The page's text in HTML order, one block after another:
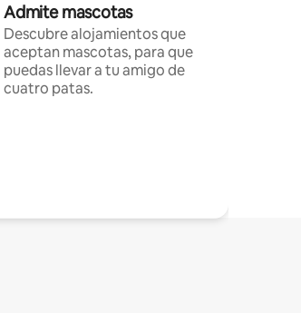
Admite mascotas
Descubre alojamientos que
aceptan mascotas, para que
puedas llevar a tu amigo de
cuatro patas.